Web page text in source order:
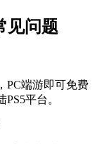
见问题
PC端游即可免费
平台。